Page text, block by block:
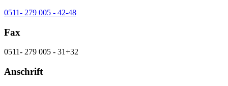
0511- 279 005 - 42-48
Fax
0511- 279 005 - 31+32
Anschrift